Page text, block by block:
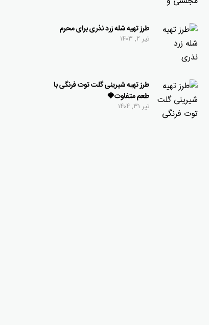
طرز تهیه شله زرد نذری برای محرم
تیر ۲, ۱۴۰۳
طرز تهیه شیرینی گلت توت فرنگی با
طعم متفاوت🍓
تیر ۳۱, ۱۴۰۴